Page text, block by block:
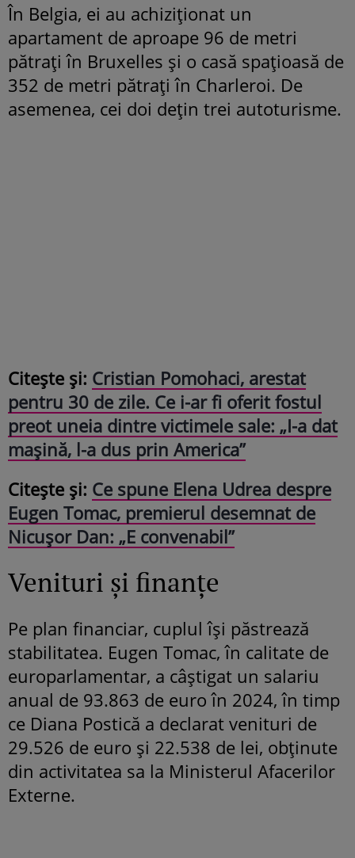
În Belgia, ei au achiziționat un
apartament de aproape 96 de metri
pătrați în Bruxelles și o casă spațioasă de
352 de metri pătrați în Charleroi. De
asemenea, cei doi dețin trei autoturisme.
Citește și: Cristian Pomohaci, arestat
pentru 30 de zile. Ce i-ar fi oferit fostul
preot uneia dintre victimele sale: „I-a dat
mașină, l-a dus prin America”
Citește și: Ce spune Elena Udrea despre
Eugen Tomac, premierul desemnat de
Nicușor Dan: „E convenabil”
Venituri și finanțe
Pe plan financiar, cuplul își păstrează
stabilitatea. Eugen Tomac, în calitate de
europarlamentar, a câștigat un salariu
anual de 93.863 de euro în 2024, în timp
ce Diana Postică a declarat venituri de
29.526 de euro și 22.538 de lei, obținute
din activitatea sa la Ministerul Afacerilor
Externe.